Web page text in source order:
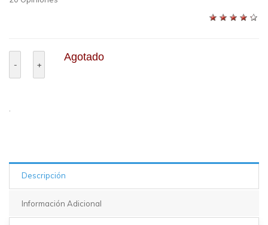
Agotado
Descripción
Información Adicional